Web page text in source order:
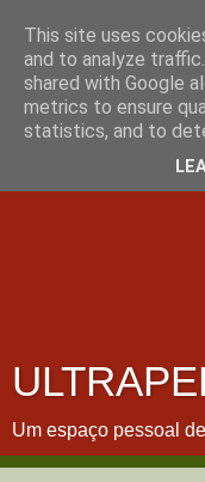
Um espaço pessoal
This site uses
and to analyze
shared with Google
metrics to ensure
statistics, and to